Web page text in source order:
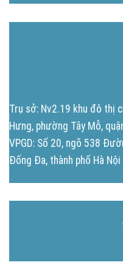
Trụ sở: Nv2.19 khu đô thị
Hưng, phường Tây Mỗ,
VPGD: Số 20, ngõ 538
Đống Đa, thành phố Hà Nội